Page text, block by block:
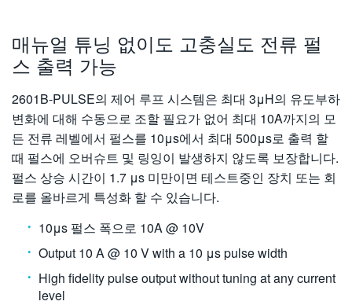
모델
소프트웨어
액세서리
기술 문서
매뉴얼 튜닝 없이도 고충실도 전류 펄
스 출력 가능
2601B-PULSE의 제어 루프 시스템은 최대 3μH의 유도부하
변화에 대해 수동으로 조할 필요가 없어 최대 10A까지의 모
든 전류 레벨에서 펄스를 10μs에서 최대 500μs로 출력 할
때 펄스에 오버슈트 및 링잉이 발생하지 않도록 보장합니다.
펄스 상승 시간이 1.7 μs 미만이면 테스트중인 장치 또는 회
로를 올바르게 특성화 할 수 있습니다.
10μs 펄스 폭으로 10A @ 10V
Output 10 A @ 10 V with a 10 μs pulse width
High fidelity pulse output without tuning at any current
level